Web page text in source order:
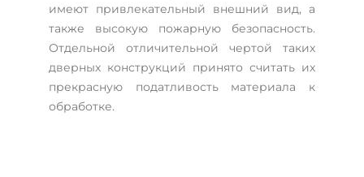
имеют привлекательный внешний вид, а
также высокую пожарную безопасность.
Отдельной отличительной чертой таких
дверных конструкций принято считать их
прекрасную податливость материала к
обработке.